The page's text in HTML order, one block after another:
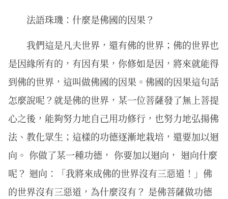
法語珠璣：什麼是佛國的因果？
我們這是凡夫世界，還有佛的世界；佛的世界也
是因緣所有的，有因有果，你修如是因，將來就能得
到佛的世界，這叫做佛國的因果。佛國的因果這句話
怎麼說呢？就是佛的世界，某一位菩薩發了無上菩提
心之後，能夠努力地自己用功修行，也努力地弘揚佛
法、教化眾生；這樣的功德逐漸地栽培，還要加以迴
向。 你做了某一種功德， 你要加以迴向， 迴向什麼
呢？ 迴向：「我將來成佛的世界沒有三惡道！」佛
的世界沒有三惡道，為什麼沒有？ 是佛菩薩做功德